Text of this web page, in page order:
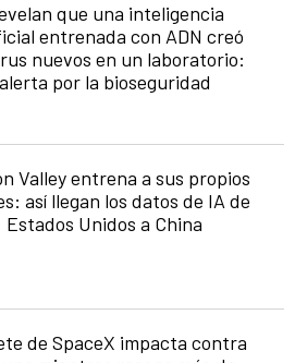
que una inteligencia
entrenada con ADN creó
nuevos en un laboratorio:
alerta por la bioseguridad
Valley entrena a sus propios
así llegan los datos de IA de
Estados Unidos a China
de SpaceX impacta contra